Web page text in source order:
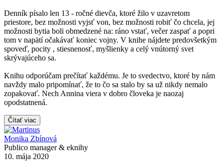
Denník písalo len 13 - ročné dievča, ktoré žilo v uzavretom
priestore, bez možnosti vyjsť von, bez možnosti robiť čo chcela, jej
možnosti bytia boli obmedzené na: ráno vstať, večer zaspať a popri
tom v napätí očakávať koniec vojny. V knihe nájdete predovšetkým
spoveď, pocity , stiesnenosť, myšlienky a celý vnútorný svet
skrývajúceho sa.
Knihu odporúčam prečítať každému. Je to svedectvo, ktoré by nám
navždy malo pripomínať, že to čo sa stalo by sa už nikdy nemalo
zopakovať. Nech Annina viera v dobro človeka je naozaj
opodstatnená.
Čítať viac
Monika Zbínová
Publico manager & eknihy
10. mája 2020